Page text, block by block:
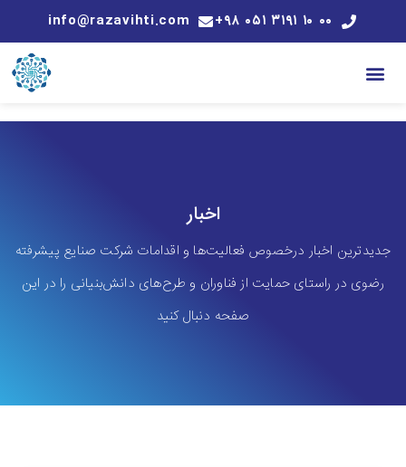
۰۰ ۱۰ ۳۱۹۱ ۰۵۱ ۹۸+ info@razavihti.com
اخبار
جدیدترین اخبار درخصوص فعالیت‌ها و اقدامات شرکت صنایع پیشرفته
رضوی در راستای حمایت از فناوران و طرح‌های دانش‌بنیانی را در این
صفحه دنبال کنید